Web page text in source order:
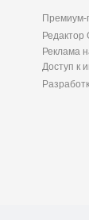
Премиум-
Редактор
Реклама
Доступ к